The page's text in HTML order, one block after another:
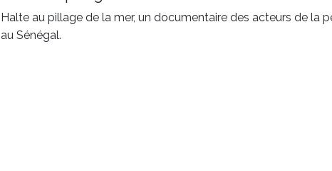
Halte au pillage de la mer, un documentaire des acteurs de la
au Sénégal.